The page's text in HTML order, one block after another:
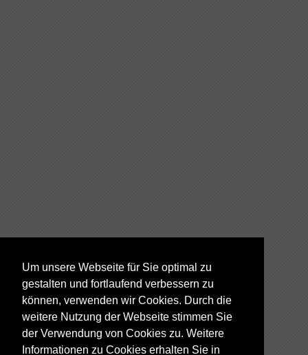
Um unsere Webseite für Sie optimal zu
gestalten und fortlaufend verbessern zu
können, verwenden wir Cookies. Durch die
weitere Nutzung der Webseite stimmen Sie
der Verwendung von Cookies zu. Weitere
Informationen zu Cookies erhalten Sie in